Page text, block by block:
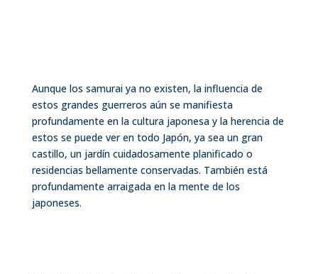
Aunque los samurai ya no existen, la influencia de
estos grandes guerreros aún se manifiesta
profundamente en la cultura japonesa y la herencia de
estos se puede ver en todo Japón, ya sea un gran
castillo, un jardín cuidadosamente planificado o
residencias bellamente conservadas. También está
profundamente arraigada en la mente de los
japoneses.